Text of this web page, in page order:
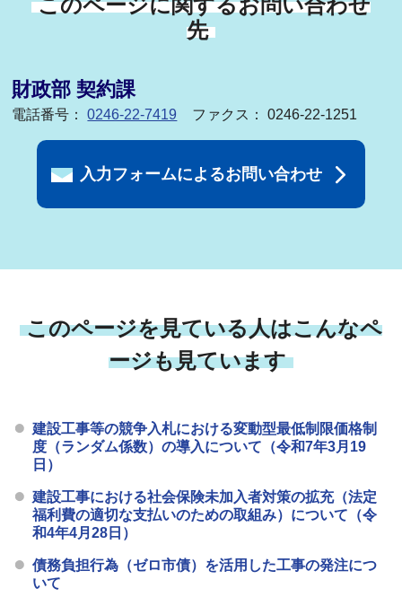
このページに関するお問い合わせ
先
財政部 契約課
電話番号：0246-22-7419 ファクス： 0246-22-1251
入力フォームによるお問い合わせ
このページを見ている人はこんなペ
ージも見ています
建設工事等の競争入札における変動型最低制限価格制
度（ランダム係数）の導入について（令和7年3月19
日）
建設工事における社会保険未加入者対策の拡充（法定
福利費の適切な支払いのための取組み）について（令
和4年4月28日）
債務負担行為（ゼロ市債）を活用した工事の発注につ
いて